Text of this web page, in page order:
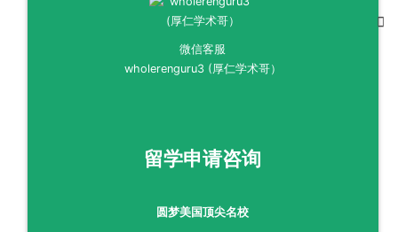
微信客服
wholerenguru3 (厚仁学术哥）
留学申请咨询
圆梦美国顶尖名校